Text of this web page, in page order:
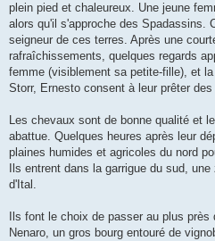
plein pied et chaleureux. Une jeune
alors qu'il s'approche des Spadassins.
seigneur de ces terres. Après une
rafraîchissements, quelques regards
femme (visiblement sa petite-fille), et
Storr, Ernesto consent à leur prêter
Les chevaux sont de bonne qualité et
abattue. Quelques heures après leur
plaines humides et agricoles du nord
Ils entrent dans la garrigue du sud,
d'Ital.
Ils font le choix de passer au plus
Nenaro, un gros bourg entouré de